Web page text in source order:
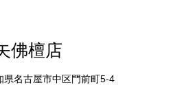
佛檀店
名古屋市中区門前町5-4